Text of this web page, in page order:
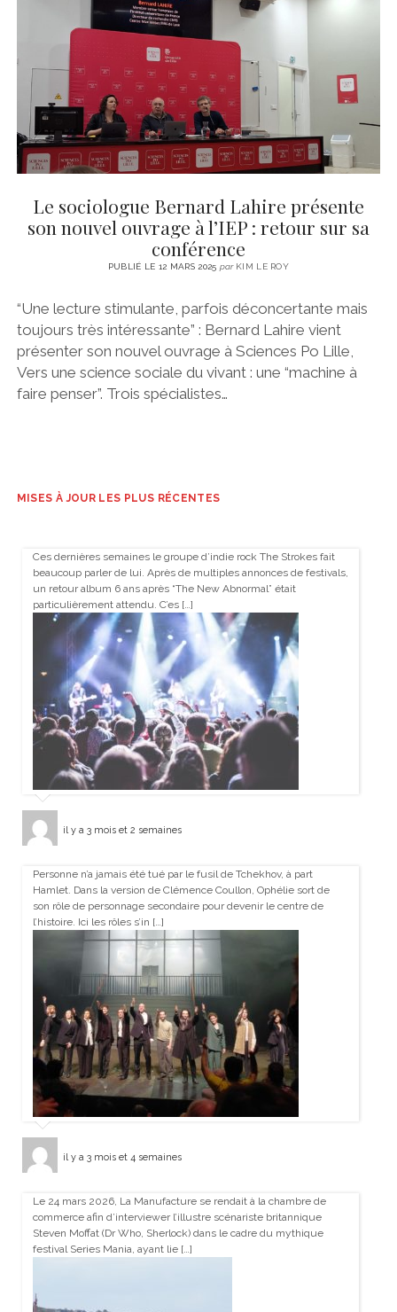
CINÉMA
LITTÉRATURE
ÉCONOMIE
MÉDIAS
SANTÉ
instagramemailemail-
Le sociologue Bernard Lahire présente
son nouvel ouvrage à l’IEP : retour sur sa
conférence
PUBLIÉ LE 12 MARS 2025 parKIM LE ROY
“Une lecture stimulante, parfois déconcertante mais
toujours très intéressante” : Bernard Lahire vient
présenter son nouvel ouvrage à Sciences Po Lille,
Vers une science sociale du vivant : une “machine à
faire penser”. Trois spécialistes…
MISES À JOUR LES PLUS RÉCENTES
Ces dernières semaines le groupe d’indie rock The Strokes fait
beaucoup parler de lui. Après de multiples annonces de festivals,
un retour album 6 ans après “The New Abnormal” était
particulièrement attendu. C’es […]
il y a 3 mois et 2 semaines
Personne n’a jamais été tué par le fusil de Tchekhov, à part
Hamlet. Dans la version de Clémence Coullon, Ophélie sort de
son rôle de personnage secondaire pour devenir le centre de
l’histoire. Ici les rôles s’in […]
il y a 3 mois et 4 semaines
Le 24 mars 2026, La Manufacture se rendait à la chambre de
commerce afin d’interviewer l’illustre scénariste britannique
Steven Moffat (Dr Who, Sherlock) dans le cadre du mythique
festival Series Mania, ayant lie […]